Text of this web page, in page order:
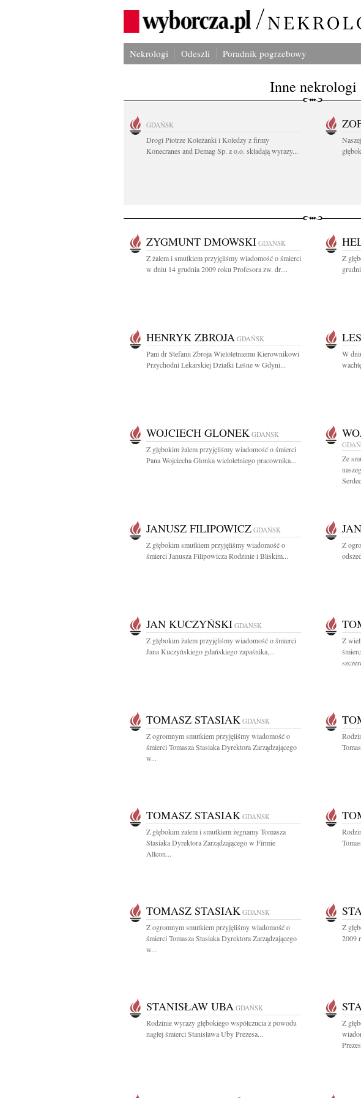
Nekrologi Odeszli Poradnik pogrzebowy
Inne nekrologi
GDAŃSK
Drogi Piotrze Koleżanki i Koledzy z firmy
Konecranes and Demag Sp. z o.o. składają wyrazy...
ZYGMUNT DMOWSKI GDAŃSK
Z żalem i smutkiem przyjęliśmy wiadomość o śmierci
w dniu 14 grudnia 2009 roku Profesora zw. dr....
Z
HENRYK ZBROJA GDAŃSK
Pani dr Stefanii Zbroja Wieloletniemu Kierownikowi
Przychodni Lekarskiej Działki Leśne w Gdyni...
W
WOJCIECH GLONEK GDAŃSK
Z głębokim żalem przyjęliśmy wiadomość o śmierci
Pana Wojciecha Glonka wieloletniego pracownika...
Ze
JANUSZ FILIPOWICZ GDAŃSK
Z głębokim smutkiem przyjęliśmy wiadomość o
śmierci Janusza Filipowicza Rodzinie i Bliskim...
Z
JAN KUCZYŃSKI GDAŃSK
Z głębokim żalem przyjęliśmy wiadomość o śmierci
Jana Kuczyńskiego gdańskiego zapaśnika,...
Z
TOMASZ STASIAK GDAŃSK
Z ogromnym smutkiem przyjęliśmy wiadomość o
śmierci Tomasza Stasiaka Dyrektora Zarządzającego
w...
TOMASZ STASIAK GDAŃSK
Z głębokim żalem i smutkiem żegnamy Tomasza
Stasiaka Dyrektora Zarządzającego w Firmie
Allcon...
TOMASZ STASIAK GDAŃSK
Z ogromnym smutkiem przyjęliśmy wiadomość o
śmierci Tomasza Stasiaka Dyrektora Zarządzającego
w...
Z
2009
STANISŁAW UBA GDAŃSK
Rodzinie wyrazy głębokiego współczucia z powodu
nagłej śmierci Stanisława Uby Prezesa...
Z